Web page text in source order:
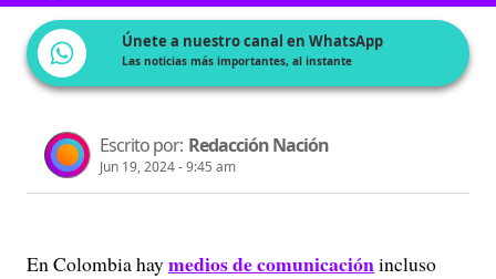
Únete a nuestro canal en WhatsApp
Las noticias más importantes, al instante
Escrito por: Redacción Nación
Jun 19, 2024 - 9:45 am
En Colombia haymedios de comunicaciónincluso